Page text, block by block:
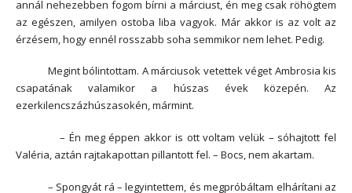
annál nehezebben fogom bírni a márciust, én meg csak röhögtem
az egészen, amilyen ostoba liba vagyok. Már akkor is az volt az
érzésem, hogy ennél rosszabb soha semmikor nem lehet. Pedig.
Megint bólintottam. A márciusok vetettek véget Ambrosia kis
csapatának valamikor a húszas évek közepén. Az
ezerkilencszázhúszasokén, mármint.
– Én meg éppen akkor is ott voltam velük – sóhajtott fel
Valéria, aztán rajtakapottan pillantott fel. – Bocs, nem akartam.
– Spongyát rá – legyintettem, és megpróbáltam elhárítani az